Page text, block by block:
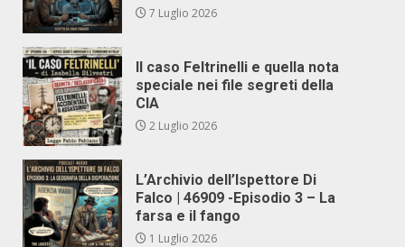
7 Luglio 2026
Il caso Feltrinelli e quella nota
speciale nei file segreti della
CIA
2 Luglio 2026
L’Archivio dell’Ispettore Di
Falco | 46909 -Episodio 3 – La
farsa e il fango
1 Luglio 2026